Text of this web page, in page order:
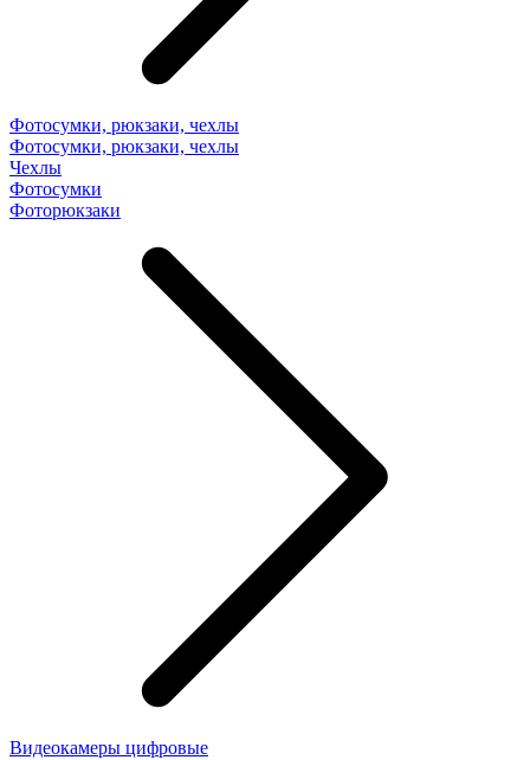
Фотосумки, рюкзаки, чехлы
Фотосумки, рюкзаки, чехлы
Чехлы
Фотосумки
Фоторюкзаки
Видеокамеры цифровые